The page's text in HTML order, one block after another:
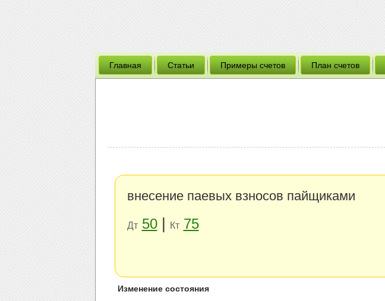
Главная Статьи Примеры счетов План счетов
внесение паевых взносов пайщиками
Дт 50| Кт 75
Изменение состояния